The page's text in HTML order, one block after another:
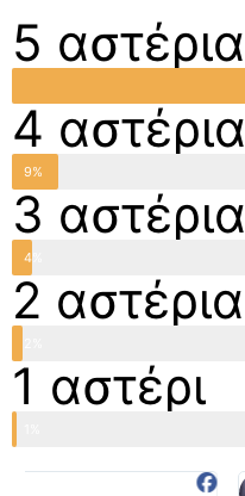
5 αστέρια
4 αστέρια
9%
3 αστέρια
4%
2 αστέρια
1 αστέρι
Μάρκος Δημητρίου